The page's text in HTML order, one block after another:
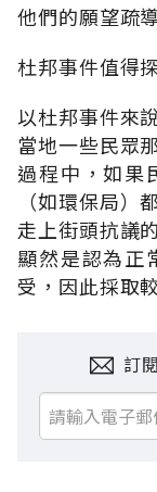
他們的願望疏
杜邦事件值得
以杜邦事件來
當地一些民眾
過程中，如果
（如環保局）
走上街頭抗議
顯然是認為正
受，因此採取
訂